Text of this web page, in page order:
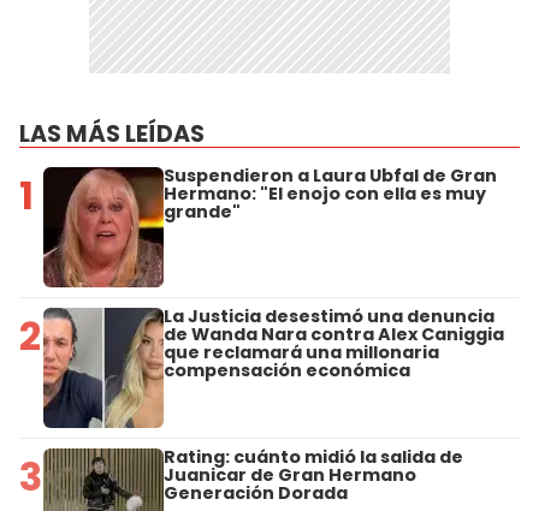
LAS MÁS LEÍDAS
1 Suspendieron a Laura Ubfal de Gran
Hermano: "El enojo con ella es muy
grande"
2 La Justicia desestimó una denuncia
de Wanda Nara contra Alex Caniggia
que reclamará una millonaria
compensación económica
3 Rating: cuánto midió la salida de
Juanicar de Gran Hermano
Generación Dorada